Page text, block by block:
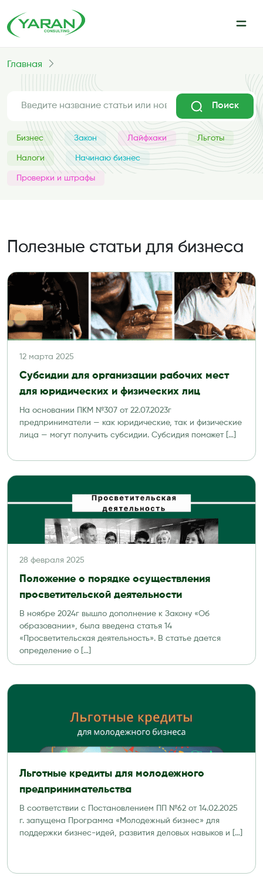
Главная
Поиск
Бизнес Закон Лайфхаки Льготы
Налоги Начинаю бизнес
Проверки и штрафы
Полезные статьи для бизнеса
12 марта 2025
Субсидии для организации рабочих мест
для юридических и физических лиц
На основании ПКМ №307 от 22.07.2023г
предприниматели — как юридические, так и физические
лица — могут получить субсидии. Субсидия поможет […]
28 февраля 2025
Положение о порядке осуществления
просветительской деятельности
В ноябре 2024г вышло дополнение к Закону «Об
образовании», была введена статья 14
«Просветительская деятельность». В статье дается
определение о […]
Льготные кредиты для молодежного
предпринимательства
В соответствии с Постановлением ПП №62 от 14.02.2025
г. запущена Программа «Молодежный бизнес» для
поддержки бизнес-идей, развития деловых навыков и […]